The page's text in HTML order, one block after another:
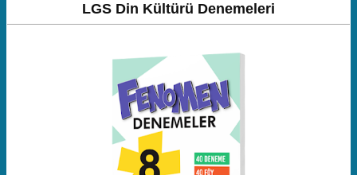
LGS Din Kültürü Denemeleri